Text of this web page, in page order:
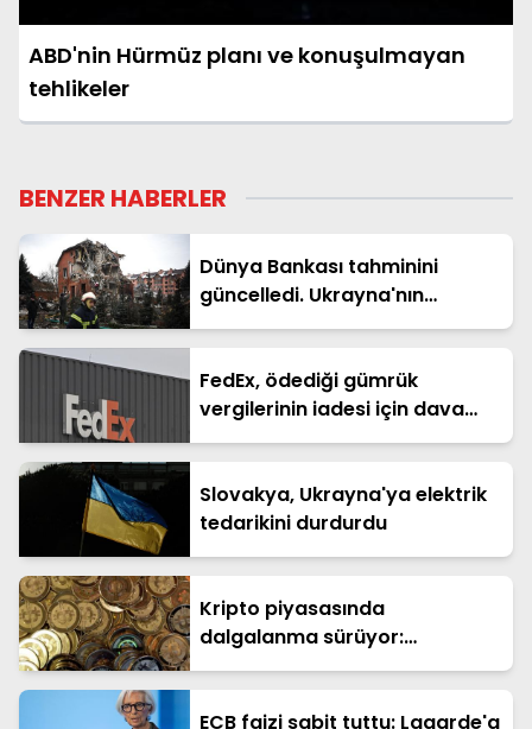
ABD'nin Hürmüz planı ve konuşulmayan
tehlikeler
BENZER HABERLER
Dünya Bankası tahminini
güncelledi. Ukrayna'nın
yeniden inşasının maliyeti 588
FedEx, ödediği gümrük
vergilerinin iadesi için dava
açtı
Slovakya, Ukrayna'ya elektrik
tedarikini durdurdu
Kripto piyasasında
dalgalanma sürüyor:
Bitcoin'de haftalık kayıp büyük
ECB faizi sabit tuttu: Lagarde'a